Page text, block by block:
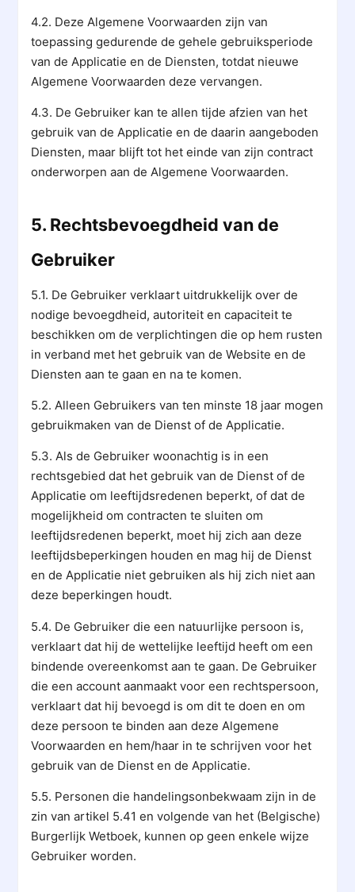
4.2. Deze Algemene Voorwaarden zijn van
toepassing gedurende de gehele gebruiksperiode
van de Applicatie en de Diensten, totdat nieuwe
Algemene Voorwaarden deze vervangen.
4.3. De Gebruiker kan te allen tijde afzien van het
gebruik van de Applicatie en de daarin aangeboden
Diensten, maar blijft tot het einde van zijn contract
onderworpen aan de Algemene Voorwaarden.
5. Rechtsbevoegdheid van de
Gebruiker
5.1. De Gebruiker verklaart uitdrukkelijk over de
nodige bevoegdheid, autoriteit en capaciteit te
beschikken om de verplichtingen die op hem rusten
in verband met het gebruik van de Website en de
Diensten aan te gaan en na te komen.
5.2. Alleen Gebruikers van ten minste 18 jaar mogen
gebruikmaken van de Dienst of de Applicatie.
5.3. Als de Gebruiker woonachtig is in een
rechtsgebied dat het gebruik van de Dienst of de
Applicatie om leeftijdsredenen beperkt, of dat de
mogelijkheid om contracten te sluiten om
leeftijdsredenen beperkt, moet hij zich aan deze
leeftijdsbeperkingen houden en mag hij de Dienst
en de Applicatie niet gebruiken als hij zich niet aan
deze beperkingen houdt.
5.4. De Gebruiker die een natuurlijke persoon is,
verklaart dat hij de wettelijke leeftijd heeft om een
bindende overeenkomst aan te gaan. De Gebruiker
die een account aanmaakt voor een rechtspersoon,
verklaart dat hij bevoegd is om dit te doen en om
deze persoon te binden aan deze Algemene
Voorwaarden en hem/haar in te schrijven voor het
gebruik van de Dienst en de Applicatie.
5.5. Personen die handelingsonbekwaam zijn in de
zin van artikel 5.41 en volgende van het (Belgische)
Burgerlijk Wetboek, kunnen op geen enkele wijze
Gebruiker worden.